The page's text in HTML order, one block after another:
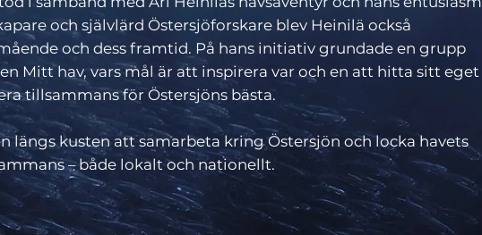
och självlärd Östersjöforskare blev Heinilä också
och dess framtid. På hans initiativ grundade en grupp
Mitt hav, vars mål är att inspirera var och en att hitta sitt eget
tillsammans för Östersjöns bästa.
längs kusten att samarbeta kring Östersjön och locka havets
– både lokalt och nationellt.